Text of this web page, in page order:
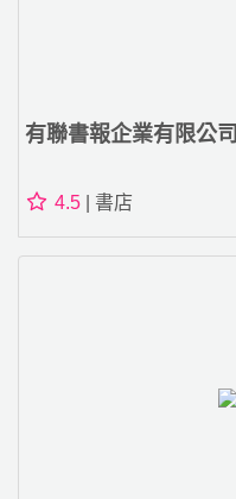
有聯書報企業有限公司
4.5 | 書店